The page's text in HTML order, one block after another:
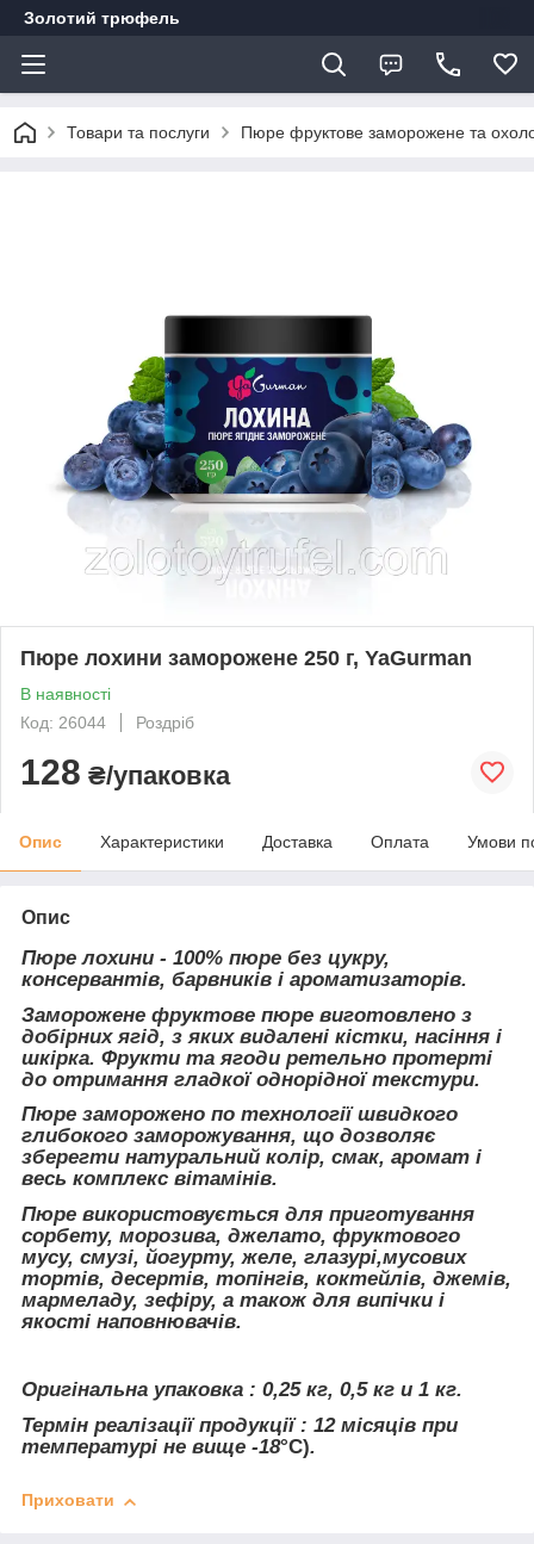
Золотий трюфель
Товари та послуги Пюре фруктове заморожене та
Пюре лохини заморожене 250 г, YaGurman
В наявності
Код: 26044
Роздріб
128 ₴/упаковка
Опис Характеристики Доставка Оплата Умови
Опис
Пюре лохини - 100% пюре без цукру,
консервантів, барвників і ароматизаторів.
Заморожене фруктове пюре виготовлено з
добірних ягід, з яких видалені кістки, насіння і
шкірка. Фрукти та ягоди ретельно протерті
до отримання гладкої однорідної текстури.
Пюре заморожено по технології швидкого
глибокого заморожування, що дозволяє
зберегти натуральний колір, смак, аромат і
весь комплекс вітамінів.
Пюре використовується для приготування
сорбету, морозива, джелато, фруктового
мусу, смузі, йогурту, желе, глазурі,мусових
тортів, десертів, топінгів, коктейлів, джемів,
мармеладу, зефіру, а також для випічки і
якості наповнювачів.
Оригінальна упаковка : 0,25 кг, 0,5 кг и 1 кг.
Термін реалізації продукції : 12 місяців при
температурі не вище -18°С).
Приховати